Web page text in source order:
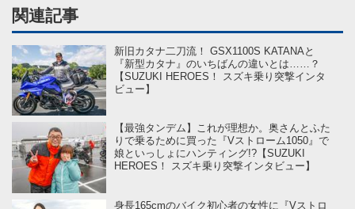
関連記事
新旧カタナ二刀流！ GSX1100S KATANAと
『新型カタナ』のいちばんの違いとは……？
【SUZUKI HEROES！ スズキ乗り突撃インタ
ビュー】
【最強タンデム】これが理想か。奥さんとふた
りで乗るために買った『Vストローム1050』で
娘といっしょにハンティング!?【SUZUKI
HEROES！ スズキ乗り突撃インタビュー】
身長165cmのバイク初心者の女性に『Vストロ